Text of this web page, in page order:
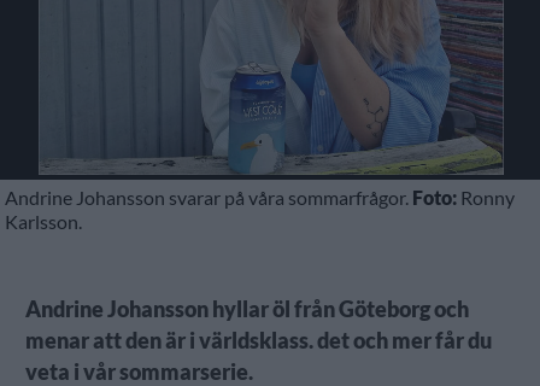
Andrine Johansson svarar på våra sommarfrågor. Foto: Ronny
Karlsson.
Andrine Johansson hyllar öl från Göteborg och
menar att den är i världsklass. det och mer får du
veta i vår sommarserie.